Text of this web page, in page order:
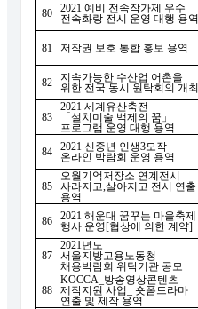
80 2021 예비 전속작가제 우수
전속화랑 전시 운영 대행 용역
81 저작권 보호 통합 홍보 용역
82
지속가능한 수산업 어촌을
위한 전국 동시 원탁회의 개최
83
2021 세계유산축전
「 설치미술 백제의 꿈 」
프로그램 운영 대행 용역
84 2021 신중년 인생3모작
온라인 박람회 운영 용역
85
오월기억저장소 연계전시
사라지고,살아지고 전시 연출
용역
86 2021 해운대 꿈꾸는 마을축제
행사 운영[협상에 의한 계약]
87
2021년도
서울지방고용노동청
채용박람회 위탁기관 공모
88
KOCCA_ 방송영상콘텐츠
제작지원 사업
숏폼드라마
연출 및 제작 용역